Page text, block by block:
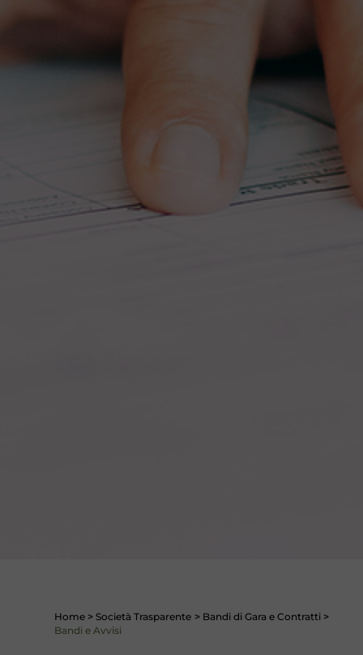
Home > Società Trasparente > Bandi di Gara e Contratti >
Bandi e Avvisi